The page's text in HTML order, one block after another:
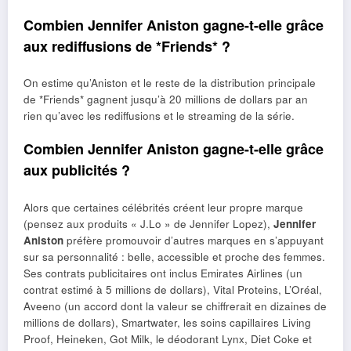
Combien Jennifer Aniston gagne-t-elle grâce
aux rediffusions de *Friends* ?
On estime qu’Aniston et le reste de la distribution principale
de *Friends* gagnent jusqu’à 20 millions de dollars par an
rien qu’avec les rediffusions et le streaming de la série.
Combien Jennifer Aniston gagne-t-elle grâce
aux publicités ?
Alors que certaines célébrités créent leur propre marque
(pensez aux produits « J.Lo » de Jennifer Lopez), Jennifer
Aniston préfère promouvoir d’autres marques en s’appuyant
sur sa personnalité : belle, accessible et proche des femmes.
Ses contrats publicitaires ont inclus Emirates Airlines (un
contrat estimé à 5 millions de dollars), Vital Proteins, L’Oréal,
Aveeno (un accord dont la valeur se chiffrerait en dizaines de
millions de dollars), Smartwater, les soins capillaires Living
Proof, Heineken, Got Milk, le déodorant Lynx, Diet Coke et